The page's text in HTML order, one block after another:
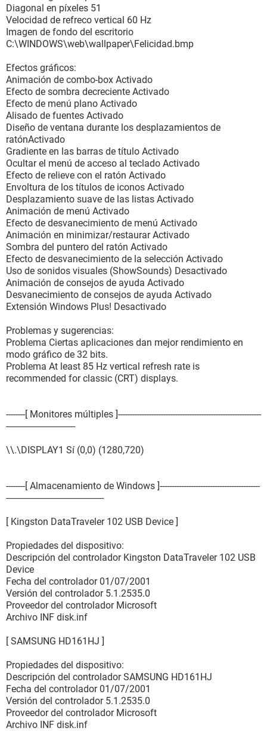
Tipo de conector interno Ninguno
Diseño del conector externo VIDEO
Tipo de conector externo DB-15 pin female
Propiedades del conector del puerto:
Tipo de puerto Audio Port
Tipo de conector interno Ninguno
Diseño del conector externo AUDIO
Tipo de conector externo Ninguno
[ Conectores de puertos / ETHERNET ]
Propiedades del conector del puerto:
Tipo de puerto Network Port
Tipo de conector interno Ninguno
Diseño del conector externo ETHERNET
Tipo de conector externo RJ-45
[ Dispositivos integrados / On-Board Device #1 ]
Propiedades del dispositivo integrado:
[ Dispositivos integrados / On-Board Device #2 ]
Tipo Video
[ Dispositivos integrados / On-Board Device #3 ]
Propiedades del dispositivo integrado:
[ Dispositivos integrados / On-Board Device #4 ]
Tipo Sound
Diagonal en píxeles 51
Velocidad de refreco vertical 60 Hz
Imagen de fondo del escritorio
C:\WINDOWS\web\wallpaper\Felicidad.bmp
Efectos gráficos:
Animación de combo-box Activado
Efecto de sombra decreciente Activado
Efecto de menú plano Activado
Alisado de fuentes Activado
Diseño de ventana durante los desplazamientos de
ratónActivado
Gradiente en las barras de título Activado
Ocultar el menú de acceso al teclado Activado
Efecto de relieve con el ratón Activado
Envoltura de los títulos de iconos Activado
Desplazamiento suave de las listas Activado
Animación de menú Activado
Efecto de desvanecimiento de menú Activado
Animación en minimizar/restaurar Activado
Sombra del puntero del ratón Activado
Efecto de desvanecimiento de la selección Activado
Uso de sonidos visuales (ShowSounds) Desactivado
Animación de consejos de ayuda Activado
Desvanecimiento de consejos de ayuda Activado
Extensión Windows Plus! Desactivado
Problemas y sugerencias:
Problema Ciertas aplicaciones dan mejor rendimiento en
modo gráfico de 32 bits.
Problema At least 85 Hz vertical refresh rate is
recommended for classic (CRT) displays.
--------[ Monitores múltiples ]------------------------------------------------------------
-----------------------------
\\.\DISPLAY1 Sí (0,0) (1280,720)
--------[ Almacenamiento de Windows ]------------------------------------------
-----------------------------------------
[ Kingston DataTraveler 102 USB Device ]
Propiedades del dispositivo:
Descripción del controlador Kingston DataTraveler 102 USB
Device
Fecha del controlador 01/07/2001
Versión del controlador 5.1.2535.0
Proveedor del controlador Microsoft
Archivo INF disk.inf
[ SAMSUNG HD161HJ ]
Propiedades del dispositivo:
Descripción del controlador SAMSUNG HD161HJ
Fecha del controlador 01/07/2001
Versión del controlador 5.1.2535.0
Proveedor del controlador Microsoft
Archivo INF disk.inf